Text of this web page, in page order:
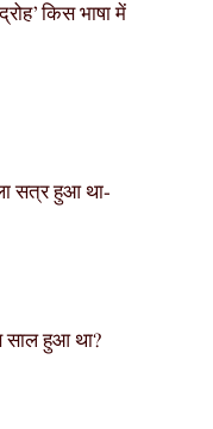
किस भाषा में
सत्र हुआ था-
साल हुआ था?